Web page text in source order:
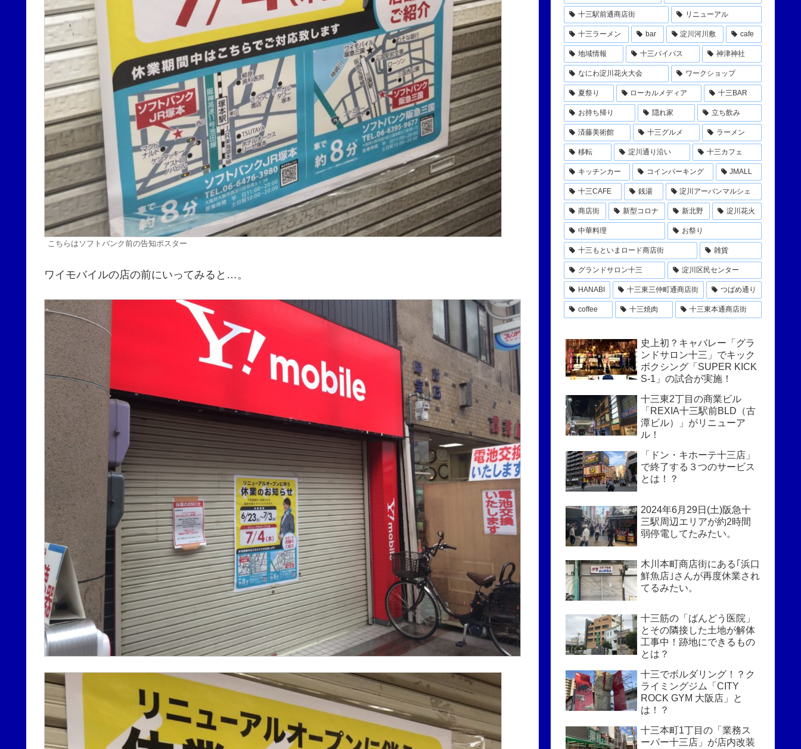
こちらはソフトバンク前の告知ポスター
ワイモバイルの店の前にいってみると…。
十三駅前通商店街 リニューアル
十三ラーメン bar 淀川河川敷 cafe
地域情報 十三バイパス 神津神社
なにわ淀川花火大会 ワークショップ
夏祭り ローカルメディア 十三BAR
お持ち帰り 隠れ家 立ち飲み
済藤美術館 十三グルメ ラーメン
移転 淀川通り沿い 十三カフェ
キッチンカー コインパーキング JMALL
十三CAFE 銭湯 淀川アーバンマルシェ
商店街 新型コロナ 新北野 淀川花火
中華料理 お祭り
十三もといまロード商店街 雑貨
グランドサロン十三 淀川区民センター
HANABI 十三東三仲町通商店街 つばめ通り
coffee 十三焼肉 十三東本通商店街
史上初？キャバレー「グラ
ンドサロン十三」でキック
ボクシング「SUPER KICK
S-1」の試合が実施！
十三東2丁目の商業ビル
「REXIA十三駅前BLD（古
潭ビル）」がリニューア
ル！
「ドン・キホーテ十三店」
で終了する３つのサービス
とは！？
2024年6月29日(土)阪急十
三駅周辺エリアが約2時間
弱停電してたみたい。
木川本町商店街にある｢浜口
鮮魚店｣さんが再度休業され
てるみたい。
十三筋の「ばんどう医院」
とその隣接した土地が解体
工事中！跡地にできるもの
とは？
十三でボルダリング！？ク
ライミングジム「CITY
ROCK GYM 大阪店」と
は！？
十三本町1丁目の「業務ス
ーパー十三店」が店内改装